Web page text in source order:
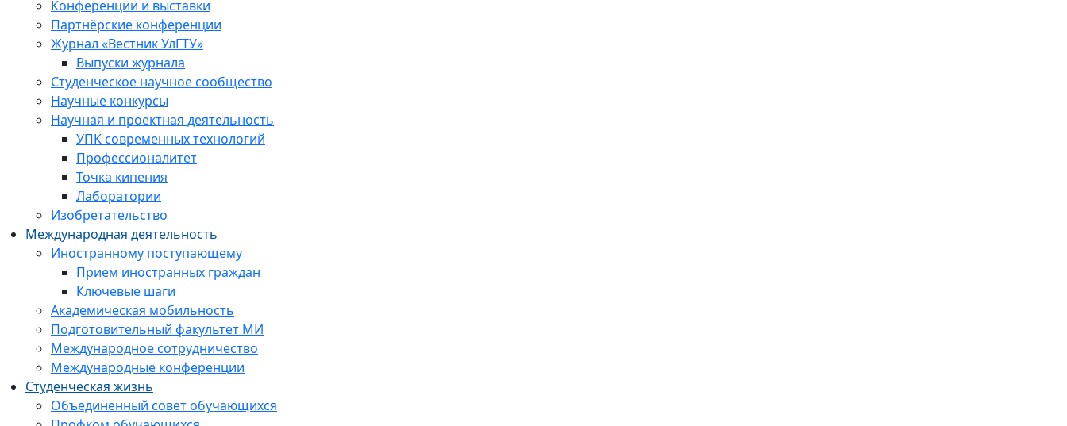
Конференции и выставки
Партнёрские конференции
Журнал «Вестник УлГТУ»
Выпуски журнала
Студенческое научное сообщество
Научные конкурсы
Научная и проектная деятельность
УПК современных технологий
Профессионалитет
Точка кипения
Лаборатории
Изобретательство
Международная деятельность
Иностранному поступающему
Прием иностранных граждан
Ключевые шаги
Академическая мобильность
Подготовительный факультет МИ
Международное сотрудничество
Международные конференции
Студенческая жизнь
Объединенный совет обучающихся